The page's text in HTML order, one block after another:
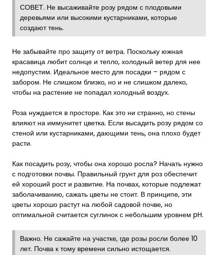
СОВЕТ. Не высаживайте розу рядом с плодовыми
деревьями или высокими кустарниками, которые
создают тень.
Не забывайте про защиту от ветра. Поскольку южная
красавица любит солнце и тепло, холодный ветер для нее
недопустим. Идеальное место для посадки – рядом с
забором. Не слишком близко, но и не слишком далеко,
чтобы на растение не попадал холодный воздух.
Роза нуждается в просторе. Как это ни странно, но стены
влияют на иммунитет цветка. Если высадить розу рядом со
стеной или кустарниками, дающими тень, она плохо будет
расти.
Как посадить розу, чтобы она хорошо росла? Начать нужно
с подготовки почвы. Правильный грунт для роз обеспечит
ей хороший рост и развитие. На почвах, которые подлежат
заболачиванию, сажать цветы не стоит. В принципе, эти
цветы хорошо растут на любой садовой почве, но
оптимальной считается суглинок с небольшим уровнем pH.
Важно. Не сажайте на участке, где розы росли более 10
лет. Почва к тому времени сильно истощается.